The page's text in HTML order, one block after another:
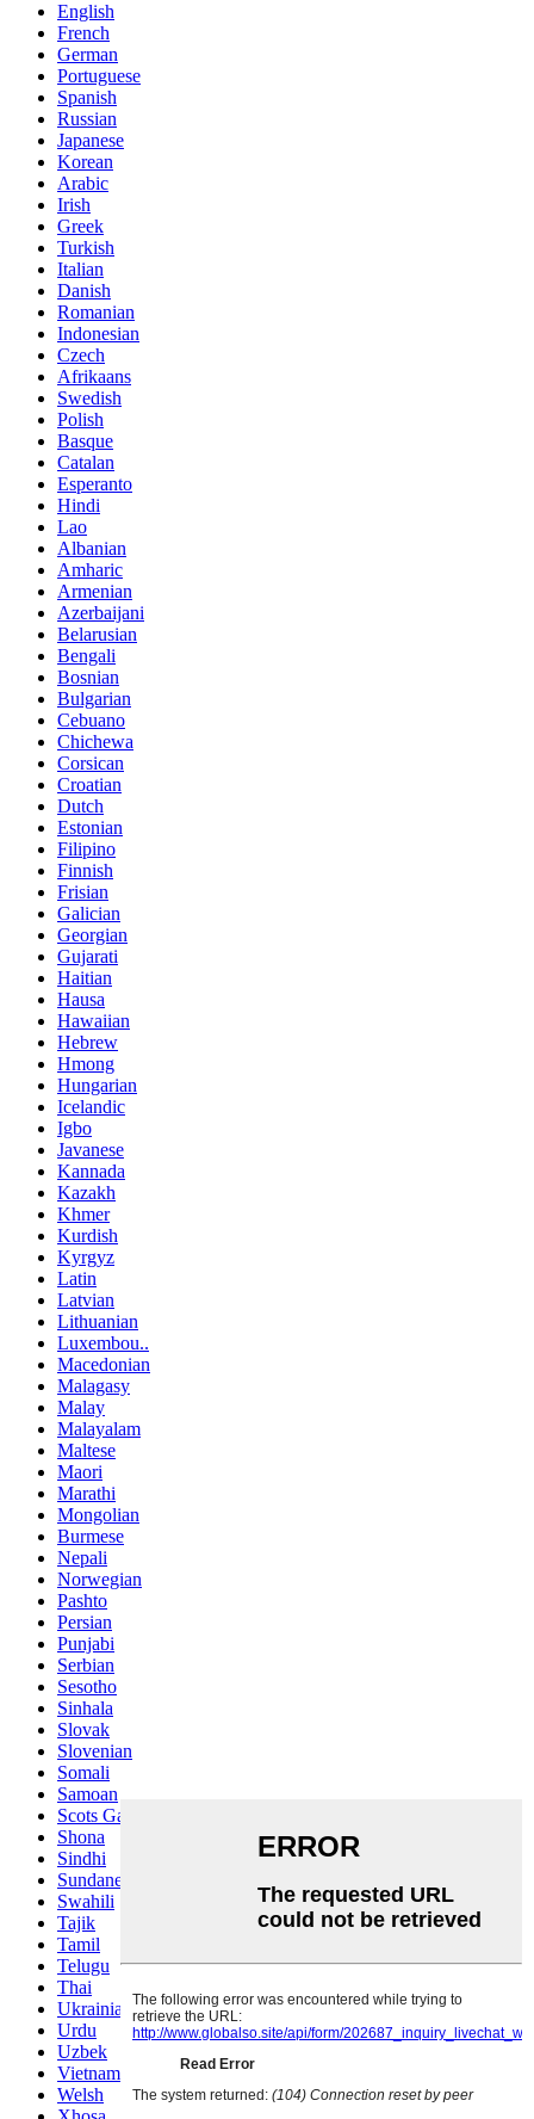
English
French
German
Portuguese
Spanish
Russian
Japanese
Korean
Arabic
Irish
Greek
Turkish
Italian
Danish
Romanian
Indonesian
Czech
Afrikaans
Swedish
Polish
Basque
Catalan
Esperanto
Hindi
Lao
Albanian
Amharic
Armenian
Azerbaijani
Belarusian
Bengali
Bosnian
Bulgarian
Cebuano
Chichewa
Corsican
Croatian
Dutch
Estonian
Filipino
Finnish
Frisian
Galician
Georgian
Gujarati
Haitian
Hausa
Hawaiian
Hebrew
Hmong
Hungarian
Icelandic
Igbo
Javanese
Kannada
Kazakh
Khmer
Kurdish
Kyrgyz
Latin
Latvian
Lithuanian
Luxembou..
Macedonian
Malagasy
Malay
Malayalam
Maltese
Maori
Marathi
Mongolian
Burmese
Nepali
Norwegian
Pashto
Persian
Punjabi
Serbian
Sesotho
Sinhala
Slovak
Slovenian
Somali
Samoan
Scots Gaelic
Shona
Sindhi
Sundanese
Swahili
Tajik
Tamil
Telugu
Thai
Ukrainian
Urdu
Uzbek
Vietnamese
Welsh